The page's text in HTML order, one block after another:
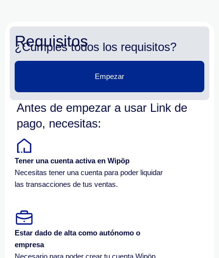
Requisitos
¿Cumples todos los requisitos?
Empezar
Antes de empezar a usar Link de
pago, necesitas:
Tener una cuenta activa en Wipöp
Necesitas tener una cuenta para poder liquidar
las transacciones de tus ventas.
Estar dado de alta como autónomo o
empresa